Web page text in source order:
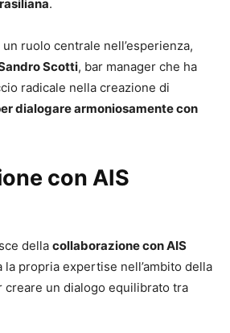
.
ruolo centrale nell’esperienza,
Scotti, bar manager che ha
radicale nella creazione di
dialogare armoniosamente con
con AIS
della collaborazione con AIS
la propria expertise nell’ambito della
creare un dialogo equilibrato tra